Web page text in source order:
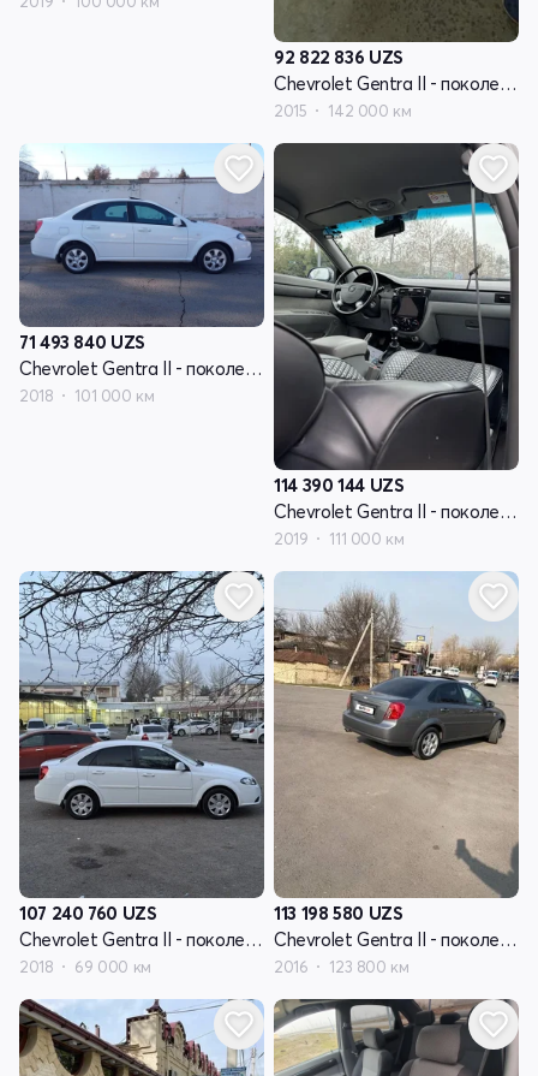
92 822 836 UZS
Chevrolet Gentra II - поколение
2015 142 000 км
71 493 840 UZS
Chevrolet Gentra II - поколение
2018 101 000 км
114 390 144 UZS
Chevrolet Gentra II - поколение
2019 111 000 км
107 240 760 UZS
Chevrolet Gentra II - поколение
2018 69 000 км
113 198 580 UZS
Chevrolet Gentra II - поколение
2016 123 800 км